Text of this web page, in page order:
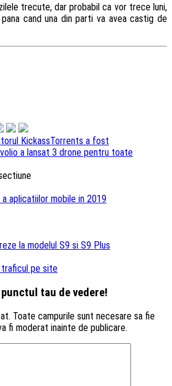
trecute, dar probabil ca vor trece luni,
cand una din parti va avea castig de
KickassTorrents a fost
a lansat 3 drone pentru toate
aplicatiilor mobile in 2019
la modelul S9 si S9 Plus
pe site
tau de vedere!
Toate campurile sunt necesare sa fie
fi moderat inainte de publicare.